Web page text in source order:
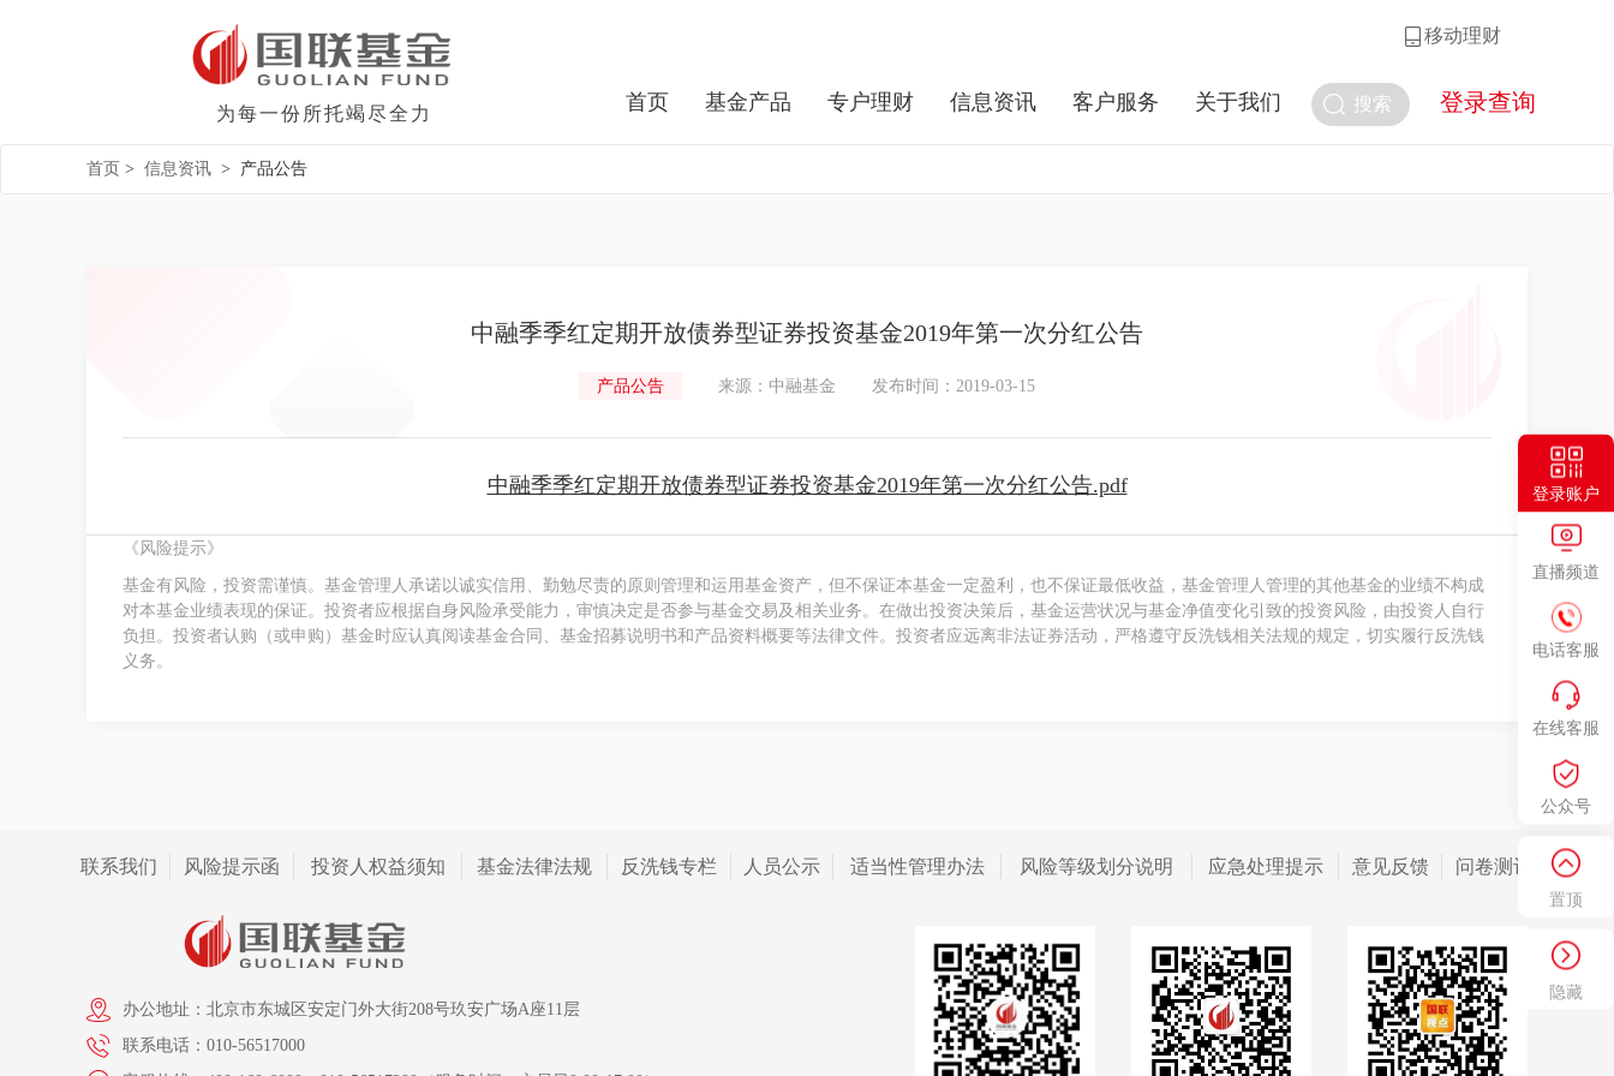
登录账户
直播频道
电话客服
在线客服
公众号
置顶
隐藏
移动理财
为每一份所托竭尽全力 搜索 登录查询
首页 基金产品 专户理财 信息资讯 客户服务 关于我们
首页 > 信息资讯 > 产品公告
中融季季红定期开放债券型证券投资基金2019年第一次分红公告
产品公告 来源：中融基金 发布时间：2019-03-15
中融季季红定期开放债券型证券投资基金2019年第一次分红公告.pdf
《风险提示》
基金有风险，投资需谨慎。基金管理人承诺以诚实信用、勤勉尽责的原则管理和运用基金资产，但不保证本基金一定盈利，也不保证最低收益，基金管理人管理的其他基金的业绩不构成
对本基金业绩表现的保证。投资者应根据自身风险承受能力，审慎决定是否参与基金交易及相关业务。在做出投资决策后，基金运营状况与基金净值变化引致的投资风险，由投资人自行
负担。投资者认购（或申购）基金时应认真阅读基金合同、基金招募说明书和产品资料概要等法律文件。投资者应远离非法证券活动，严格遵守反洗钱相关法规的规定，切实履行反洗钱
义务。
联系我们 风险提示函 投资人权益须知 基金法律法规 反洗钱专栏 人员公示 适当性管理办法 风险等级划分说明 应急处理提示 意见反馈 问卷测评
办公地址：北京市东城区安定门外大街208号玖安广场A座11层
联系电话：010-56517000